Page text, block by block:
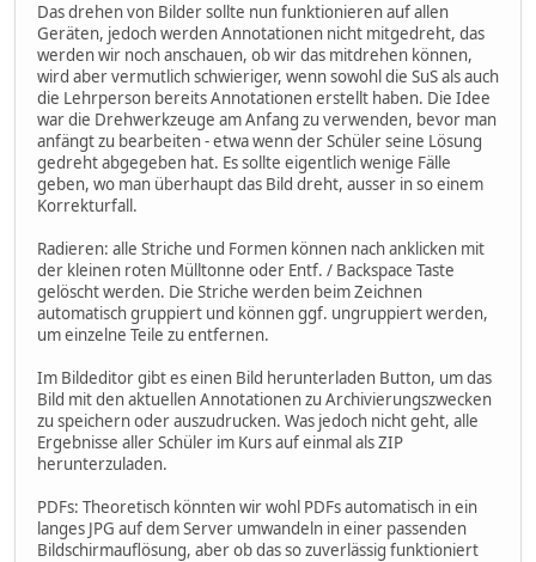
Das drehen von Bilder sollte nun funktionieren auf allen
Geräten, jedoch werden Annotationen nicht mitgedreht, das
werden wir noch anschauen, ob wir das mitdrehen können,
wird aber vermutlich schwieriger, wenn sowohl die SuS als auch
die Lehrperson bereits Annotationen erstellt haben. Die Idee
war die Drehwerkzeuge am Anfang zu verwenden, bevor man
anfängt zu bearbeiten - etwa wenn der Schüler seine Lösung
gedreht abgegeben hat. Es sollte eigentlich wenige Fälle
geben, wo man überhaupt das Bild dreht, ausser in so einem
Korrekturfall.
Radieren: alle Striche und Formen können nach anklicken mit
der kleinen roten Mülltonne oder Entf. / Backspace Taste
gelöscht werden. Die Striche werden beim Zeichnen
automatisch gruppiert und können ggf. ungruppiert werden,
um einzelne Teile zu entfernen.
Im Bildeditor gibt es einen Bild herunterladen Button, um das
Bild mit den aktuellen Annotationen zu Archivierungszwecken
zu speichern oder auszudrucken. Was jedoch nicht geht, alle
Ergebnisse aller Schüler im Kurs auf einmal als ZIP
herunterzuladen.
PDFs: Theoretisch könnten wir wohl PDFs automatisch in ein
langes JPG auf dem Server umwandeln in einer passenden
Bildschirmauflösung, aber ob das so zuverlässig funktioniert